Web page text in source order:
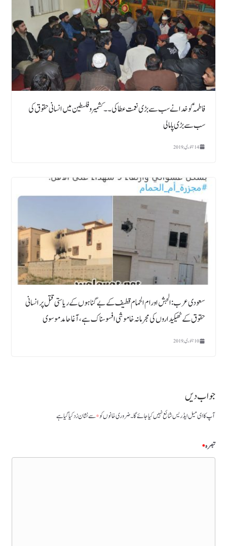
فاطمہؑ کو خدانے سب سے بڑی نعمت عطاکی۔۔کشمیر و فلسطین میں انسانی حقوق کی
سب سے بڑی پامالی
14 جنوری, 2019
سعودی عرب:الجش اورام الحمام قطیف کے بے گناہوں کے ریاستی قتل پر انسانی
حقوق کے ٹھیکیداروں کی مجرمانہ خاموشی افسوسناک ہے، آغا حامد موسوی
10 جنوری, 2019
جواب دیں
آپ کا ای میل ایڈریس شائع نہیں کیا جائے گا۔ضروری خانوں کو*سے نشان زد کیا گیا ہے
تبصرہ*